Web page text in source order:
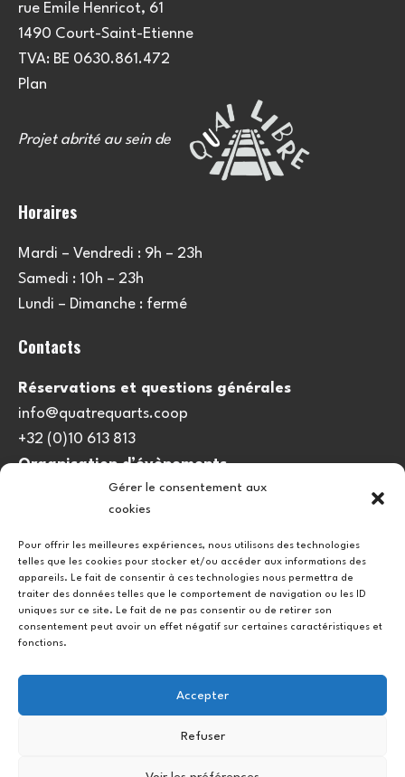
Gérer le consentement aux
cookies
Pour offrir les meilleures expériences, nous utilisons des technologies
telles que les cookies pour stocker et/ou accéder aux informations des
appareils. Le fait de consentir à ces technologies nous permettra de
traiter des données telles que le comportement de navigation ou les ID
uniques sur ce site. Le fait de ne pas consentir ou de retirer son
consentement peut avoir un effet négatif sur certaines caractéristiques et
fonctions.
Accepter
Refuser
rue Emile Henricot, 61
1490 Court-Saint-Etienne
TVA: BE 0630.861.472
Plan
Projet abrité au sein de
Horaires
Mardi – Vendredi : 9h – 23h
Samedi : 10h – 23h
Lundi – Dimanche : fermé
Contacts
Réservations et questions générales
info@quatrequarts.coop
+32 (0)10 613 813
Organisation d’évènements
viedulieu@quatrequarts.coop
Politique de cookies (UE)